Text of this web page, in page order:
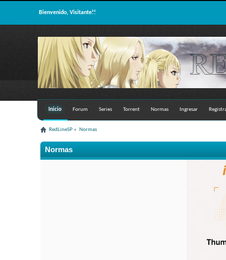
Bienvenido, Visitante!!
Inicio Forum Series Torrent Normas Ingresar
RedLineSP » Normas
Normas